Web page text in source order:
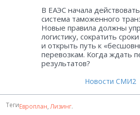
В ЕАЭС начала
система таможенного
Новые правила должны
логистику, сократить
и открыть путь к
перевозкам. Когда ждать
результатов?
Новости СМИ2
ТегиЕвроплан,Лизинг.